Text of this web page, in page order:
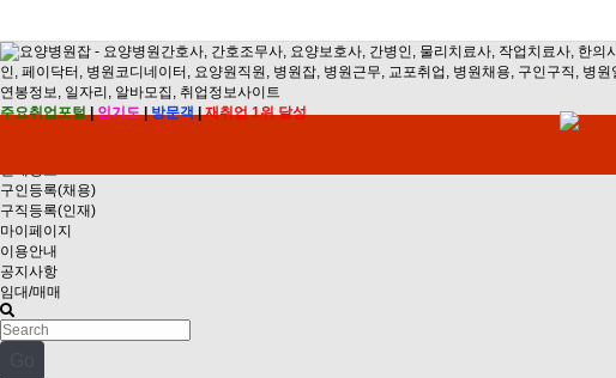
주요취업포털|인기도|방문객|재취업 1위 달성
구인등록(채용)
구직등록(인재)
마이페이지
이용안내
공지사항
임대/매매